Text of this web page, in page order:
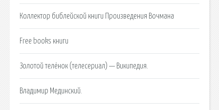
Коллектор библейской книги Произведения Вочмана
Free books книги
Золотой телёнок (телесериал) — Википедия.
Владимир Мединский.